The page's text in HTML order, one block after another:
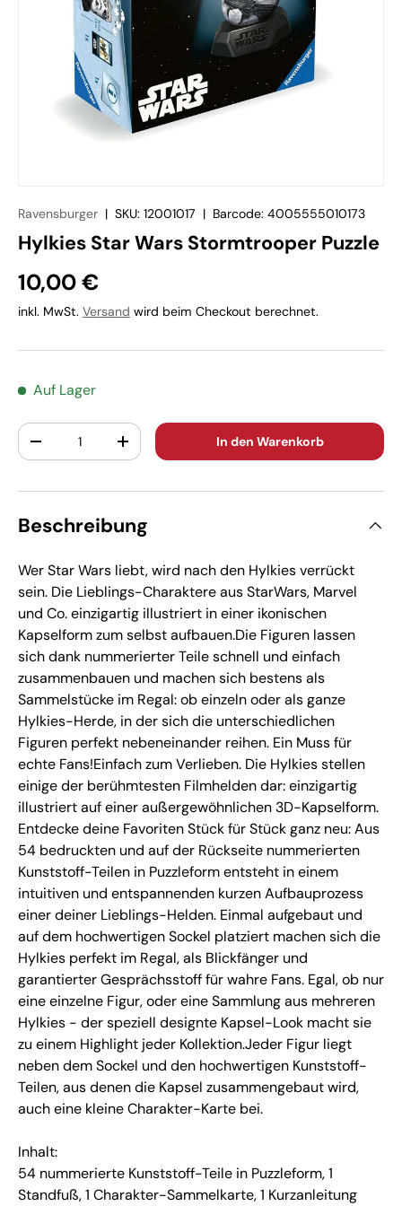
Ravensburger | SKU: 12001017 | Barcode: 4005555010173
Hylkies Star Wars Stormtrooper Puzzle
10,00 €
inkl. MwSt. Versand wird beim Checkout berechnet.
Auf Lager
Anzahl
-
+ In den Warenkorb
Beschreibung
Wer Star Wars liebt, wird nach den Hylkies verrückt
sein. Die Lieblings-Charaktere aus StarWars, Marvel
und Co. einzigartig illustriert in einer ikonischen
Kapselform zum selbst aufbauen.Die Figuren lassen
sich dank nummerierter Teile schnell und einfach
zusammenbauen und machen sich bestens als
Sammelstücke im Regal: ob einzeln oder als ganze
Hylkies-Herde, in der sich die unterschiedlichen
Figuren perfekt nebeneinander reihen. Ein Muss für
echte Fans!Einfach zum Verlieben. Die Hylkies stellen
einige der berühmtesten Filmhelden dar: einzigartig
illustriert auf einer außergewöhnlichen 3D-Kapselform.
Entdecke deine Favoriten Stück für Stück ganz neu: Aus
54 bedruckten und auf der Rückseite nummerierten
Kunststoff-Teilen in Puzzleform entsteht in einem
intuitiven und entspannenden kurzen Aufbauprozess
einer deiner Lieblings-Helden. Einmal aufgebaut und
auf dem hochwertigen Sockel platziert machen sich die
Hylkies perfekt im Regal, als Blickfänger und
garantierter Gesprächsstoff für wahre Fans. Egal, ob nur
eine einzelne Figur, oder eine Sammlung aus mehreren
Hylkies - der speziell designte Kapsel-Look macht sie
zu einem Highlight jeder Kollektion.Jeder Figur liegt
neben dem Sockel und den hochwertigen Kunststoff-
Teilen, aus denen die Kapsel zusammengebaut wird,
auch eine kleine Charakter-Karte bei.
Inhalt:
54 nummerierte Kunststoff-Teile in Puzzleform, 1
Standfuß, 1 Charakter-Sammelkarte, 1 Kurzanleitung